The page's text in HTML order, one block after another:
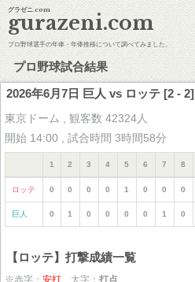
グラゼニ.com
gurazeni.com
プロ野球選手の年俸・年俸推移について調べてみました。
プロ野球試合結果
2026年6月7日 巨人 vs ロッテ [2 - 2]
東京ドーム , 観客数 42324人
開始 14:00 , 試合時間 3時間58分
1 2 3 4 5 6 7 8
ロッテ 0 0 0 0 1 0 0 0
巨人 0 1 0 0 0 0 1 0
【ロッテ】打撃成績一覧
※赤字： 安打 太字： 打点